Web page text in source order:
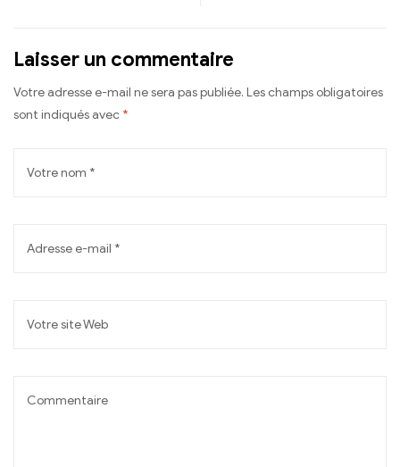
Laisser un commentaire
Votre adresse e-mail ne sera pas publiée. Les champs obligatoires
sont indiqués avec *